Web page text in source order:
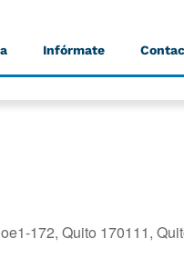
Infórmate
172, Quito 170111,